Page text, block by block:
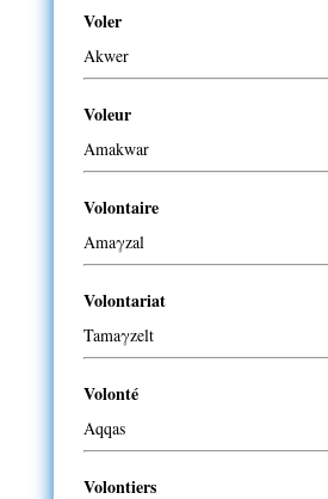
Voler
Akwer
Voleur
Amakwar
Volontaire
Amaγzal
Volontariat
Tamaγzelt
Volonté
Aqqas
Volontiers